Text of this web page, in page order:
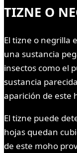
TIZNE O
El tizne o negrilla
una sustancia
insectos como el
sustancia
aparición de este
El tizne puede
hojas quedan
de este moho